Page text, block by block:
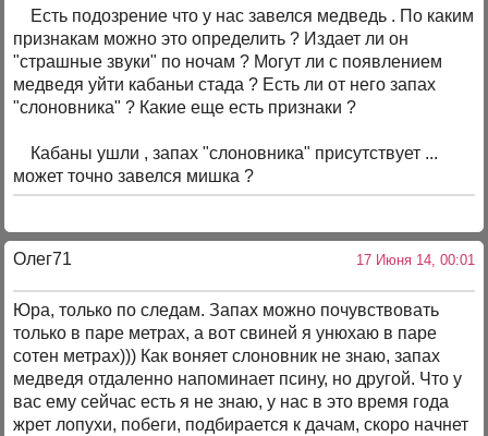
Есть подозрение что у нас завелся медведь . По каким
признакам можно это определить ? Издает ли он
"страшные звуки" по ночам ? Могут ли с появлением
медведя уйти кабаньи стада ? Есть ли от него запах
"слоновника" ? Какие еще есть признаки ?
Кабаны ушли , запах "слоновника" присутствует ...
может точно завелся мишка ?
Олег71 17 Июня 14, 00:01
Юра, только по следам. Запах можно почувствовать
только в паре метрах, а вот свиней я унюхаю в паре
сотен метрах))) Как воняет слоновник не знаю, запах
медведя отдаленно напоминает псину, но другой. Что у
вас ему сейчас есть я не знаю, у нас в это время года
жрет лопухи, побеги, подбирается к дачам, скоро начнет